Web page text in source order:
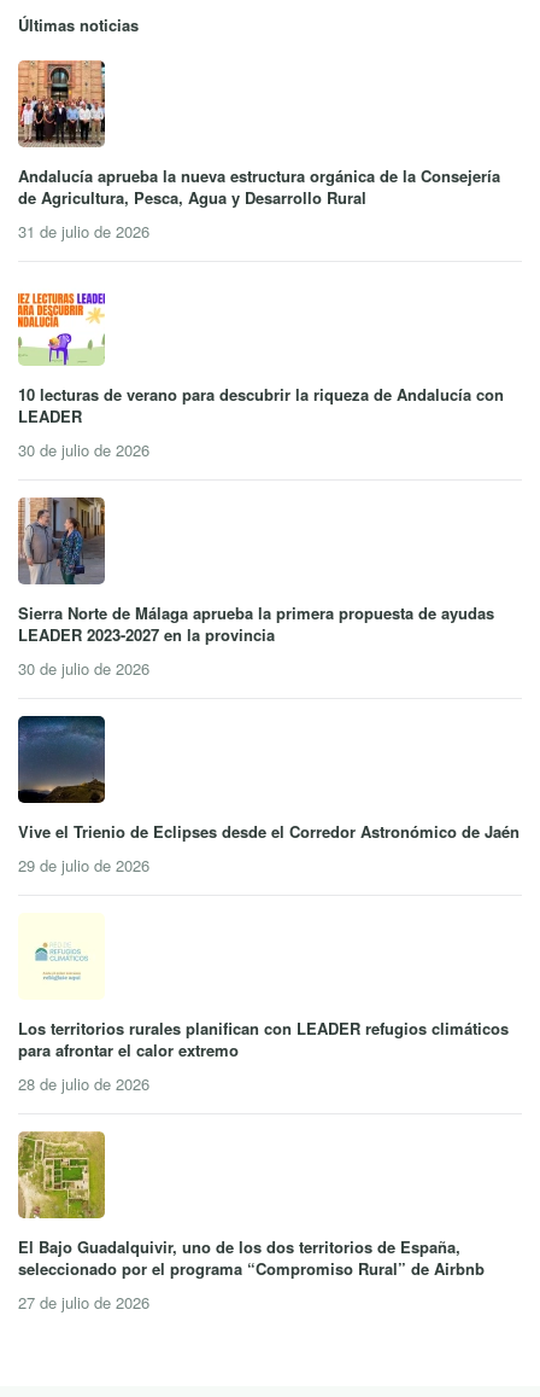
Últimas noticias
Andalucía aprueba la nueva estructura orgánica de la Consejería
de Agricultura, Pesca, Agua y Desarrollo Rural
31 de julio de 2026
10 lecturas de verano para descubrir la riqueza de Andalucía con
LEADER
30 de julio de 2026
Sierra Norte de Málaga aprueba la primera propuesta de ayudas
LEADER 2023-2027 en la provincia
30 de julio de 2026
Vive el Trienio de Eclipses desde el Corredor Astronómico de Jaén
29 de julio de 2026
Los territorios rurales planifican con LEADER refugios climáticos
para afrontar el calor extremo
28 de julio de 2026
El Bajo Guadalquivir, uno de los dos territorios de España,
seleccionado por el programa “Compromiso Rural” de Airbnb
27 de julio de 2026